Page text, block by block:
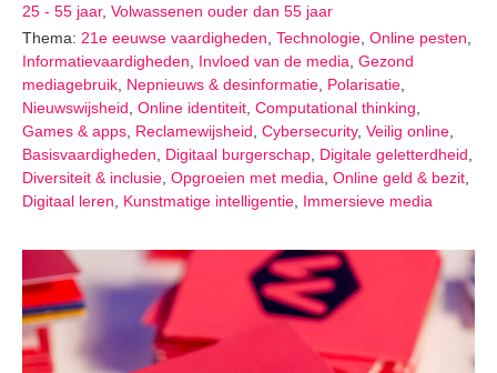
25 - 55 jaar, Volwassenen ouder dan 55 jaar
Thema: 21e eeuwse vaardigheden Technologie Online pesten
Informatievaardigheden
Invloed van de media Gezond
mediagebruik Nepnieuws & desinformatie Polarisatie
Nieuwswijsheid Online identiteit Computational thinking
Games & apps Reclamewijsheid Cybersecurity, Veilig online
Basisvaardigheden
Digitaal burgerschap Digitale geletterdheid
Diversiteit & inclusie Opgroeien met media Online geld & bezit
Digitaal leren
Kunstmatige intelligentie Immersieve media